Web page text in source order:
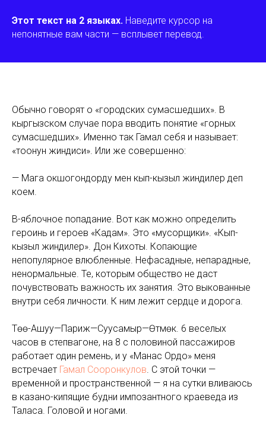
Этот текст на 2 языках. ​​Наведите курсор на
непонятные вам части — всплывет перевод.
Обычно говорят о «городских сумасшедших». В
кыргызском случае пора вводить понятие «горных
сумасшедших». Именно так Гамал себя и называет:
«тоонун жиндиси». Или же совершенно:
— Мага окшогондорду мен кып-кызыл жиндилер деп
коем.
В-яблочное попадание. Вот как можно определить
героинь и героев «Кадам». Это «мусорщики». «Кып-
кызыл жиндилер». Дон Кихоты. Копающие
непопулярное влюбленные. Нефасадные, непарадные,
ненормальные. Те, которым общество не даст
почувствовать важность их занятия. Это выкованные
внутри себя личности. К ним лежит сердце и дорога.
Төө-Ашуу—Париж—Суусамыр—Өтмөк. 6 веселых
часов в степвагоне, на 8 с половиной пассажиров
работает один ремень, и у «Манас Ордо» меня
встречает Гамал Сооронкулов. С этой точки —
временной и пространственной — я на сутки вливаюсь
в казано-кипящие будни импозантного краеведа из
Таласа. Головой и ногами.